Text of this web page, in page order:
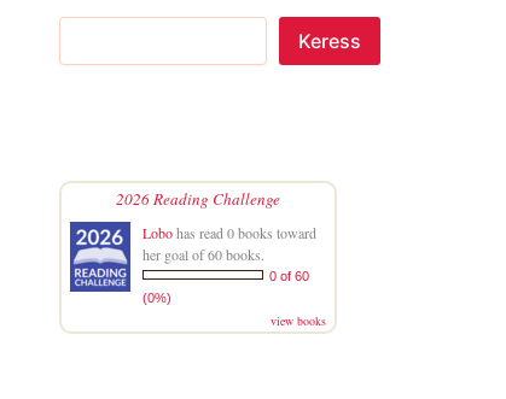
Keress
2026 Reading Challenge
Lobohas read 0 books toward
her goal of 60 books.
0 of 60
(0%)
view books